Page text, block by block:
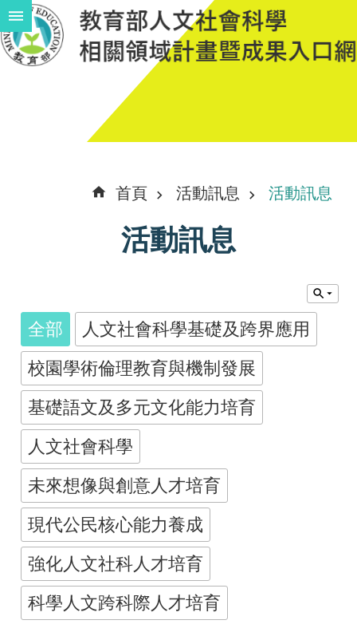
跳到主要內容區塊
進
程
計
畫
計
畫
申
請
計
畫
果
首頁 活動訊息 活動訊息
活動訊息
全部
人文社會科學基礎及跨界應用
校園學術倫理教育與機制發展
基礎語文及多元文化能力培育
人文社會科學
未來想像與創意人才培育
現代公民核心能力養成
強化人文社科人才培育
科學人文跨科際人才培育